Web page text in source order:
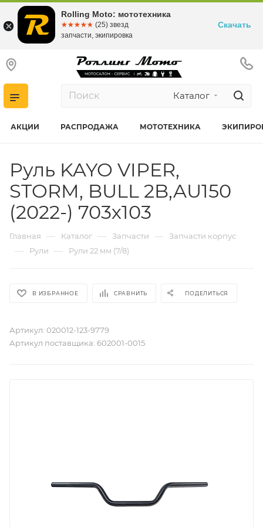
Каталог
АКЦИИ РАСПРОДАЖА МОТОТЕХНИКА
Руль KAYO VIPER,
STORM, BULL 2B,AU150
(2022-) 703х103
Главная — Каталог — Запчасти — Запчасти корпус
— Рули — Рули 22 мм (7/8)
В ИЗБРАННОЕ СРАВНИТЬ ПОДЕЛИТЬСЯ
Артикул: 020012-123-9779
Артикул поставщика: 602001-0015
Rolling Moto: мототехника
☆☆☆☆☆
★★★★★ (25) звезд
запчасти, экипировка
Скачать